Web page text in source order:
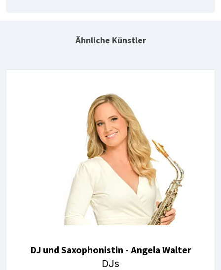
Ähnliche Künstler
DJ und Saxophonistin - Angela Walter
DJs